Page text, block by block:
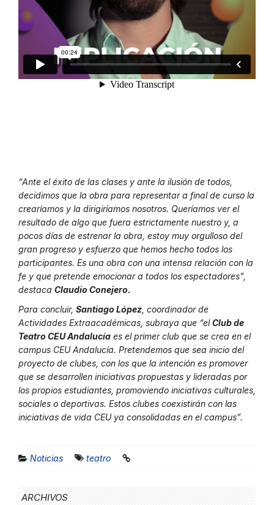
“Ante el éxito de las clases y ante la ilusión de todos,
decidimos que la obra para representar a final de curso la
crearíamos y la dirigiríamos nosotros. Queríamos ver el
resultado de algo que fuera estrictamente nuestro y, a
pocos días de estrenar la obra, estoy muy orgulloso del
gran progreso y esfuerzo que hemos hecho todos los
participantes. Es una obra con una intensa relación con la
fe y que pretende emocionar a todos los espectadores”,
destaca Claudio Conejero.
Para concluir, Santiago López , coordinador de
Actividades Extraacadémicas, subraya que “elClub de
Teatro CEU Andalucía es el primer club que se crea en el
campus CEU Andalucía. Pretendemos que sea inicio del
proyecto de clubes, con los que la intención es promover
que se desarrollen iniciativas propuestas y lideradas por
los propios estudiantes, promoviendo iniciativas culturales,
sociales o deportivas. Estos clubes coexistirán con las
iniciativas de vida CEU ya consolidadas en el campus”.
Noticias teatro
ARCHIVOS